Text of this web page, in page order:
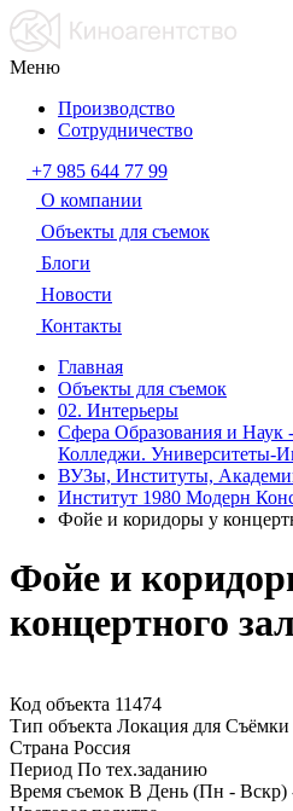
Меню
Производство
Сотрудничество
+7 985 644 77 99
О компании
Объекты для съемок
Блоги
Новости
Контакты
Главная
Объекты для съемок
02. Интерьеры
Сфера Образования и
Колледжи. Университеты-
ВУЗы, Институты,
Институт 1980 Модерн
Фойе и коридоры у
Фойе и
концертного
Код объекта 11474
Тип объекта Локация для Съёмки
Страна Россия
Период По тех.заданию
Время съемок В День (Пн - Вскр)